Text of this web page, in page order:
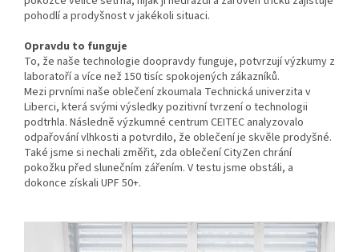
pohodlí a prodyšnost v jakékoli situaci.
Opravdu to funguje
To, že naše technologie doopravdy funguje, potvrzují výzkumy z
laboratoří a více než 150 tisíc spokojených zákazníků.
Mezi prvními naše oblečení zkoumala Technická univerzita v
Liberci, která svými výsledky pozitivní tvrzení o technologii
podtrhla. Následně výzkumné centrum CEITEC analyzovalo
odpařování vlhkosti a potvrdilo, že oblečení je skvěle prodyšné.
Také jsme si nechali změřit, zda oblečení CityZen chrání
pokožku před slunečním zářením. V testu jsme obstáli, a
dokonce získali UPF 50+.